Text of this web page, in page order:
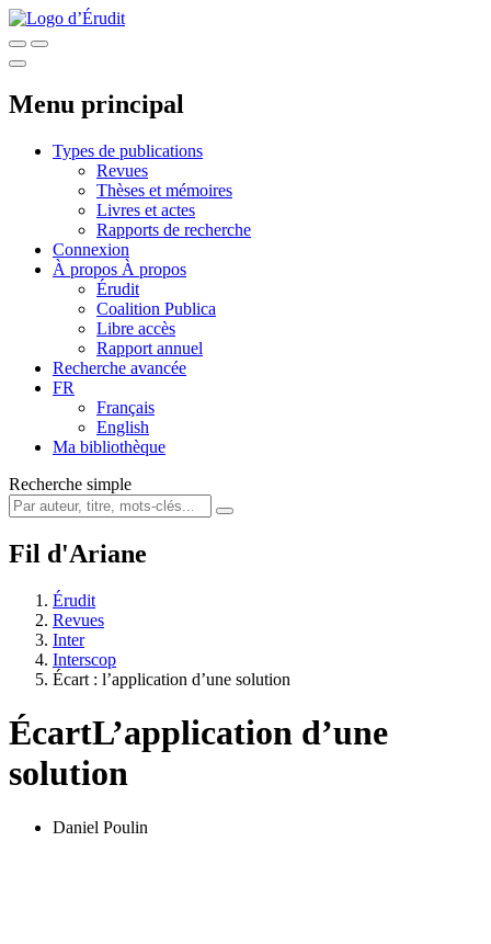
Menu principal
Types de publications
Revues
Thèses et mémoires
Livres et actes
Rapports de recherche
Connexion
À propos À propos
Érudit
Coalition Publica
Libre accès
Rapport annuel
Recherche avancée
FR
Français
English
Ma bibliothèque
Recherche simple
Fil d'Ariane
Érudit
Revues
Inter
Interscop
Écart : l’application d’une solution
ÉcartL’application d’une
solution
Daniel Poulin